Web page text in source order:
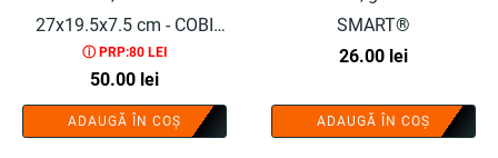
27x19.5x7.5 cm - COBI
SMART®
ⓘ PRP:80 LEI
50.00 lei
ADAUGĂ ÎN COȘ
SMART®
26.00 lei
ADAUGĂ ÎN COȘ